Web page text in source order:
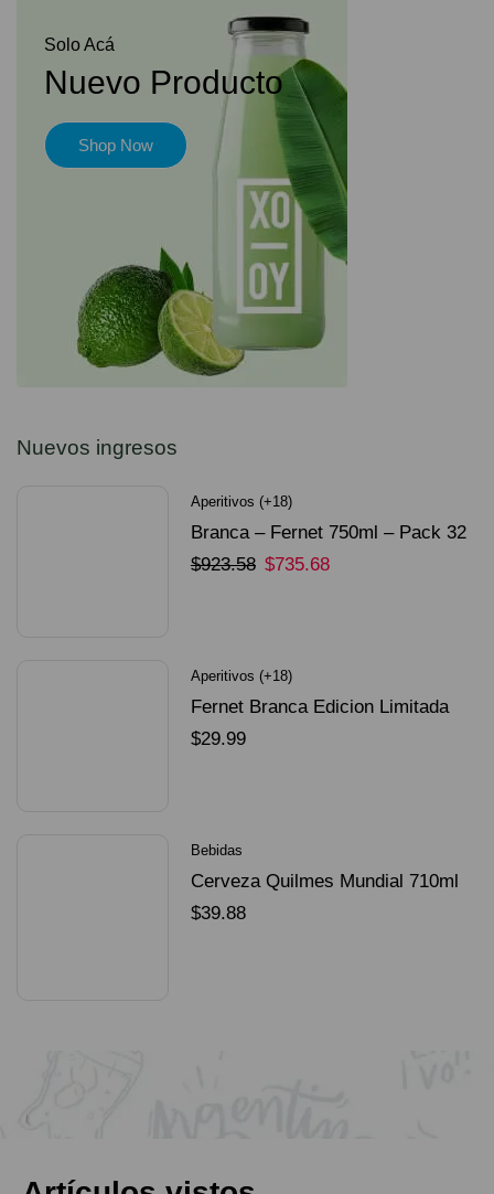
Solo Acá
Nuevo Producto
Shop Now
Nuevos ingresos
Aperitivos (+18)
Branca – Fernet 750ml – Pack 32
Unidades
$923.58 $735.68
Aperitivos (+18)
Fernet Branca Edicion Limitada
Dorado Mundial
$29.99
Bebidas
Cerveza Quilmes Mundial 710ml
packX4
$39.88